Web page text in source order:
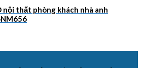
thất phòng khách nhà anh